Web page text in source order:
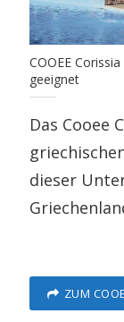
COOEE
geeignet
Das Cooee
dieser
ZUM